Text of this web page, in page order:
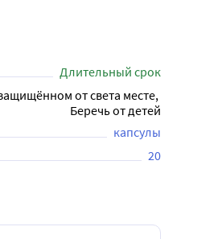
Длительный срок
от света месте,
Беречь от детей
капсулы
20